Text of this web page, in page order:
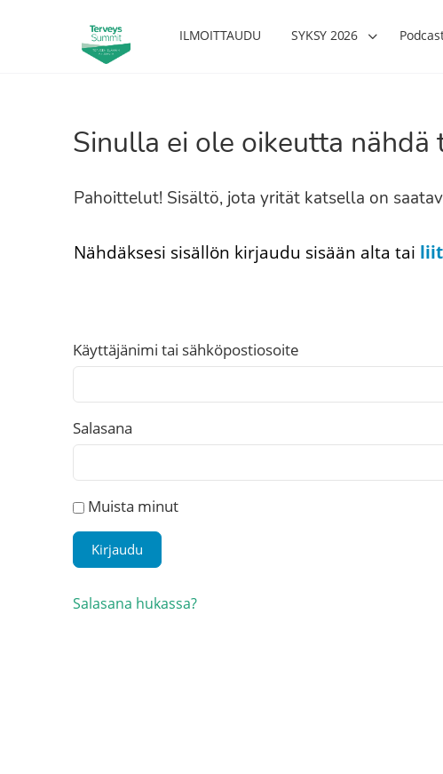
ILMOITTAUDU SYKSY 2026
Sinulla ei ole oikeutta nähdä
Pahoittelut! Sisältö, jota yrität katsella on
Nähdäksesi sisällön kirjaudu sisään alta tai
Käyttäjänimi tai sähköpostiosoite
Salasana
Muista minut
Salasana hukassa?